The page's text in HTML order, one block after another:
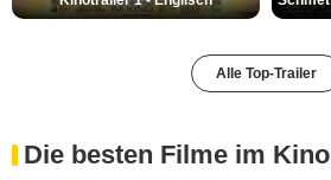
Alle Top-Trailer
Die besten Filme im Kino